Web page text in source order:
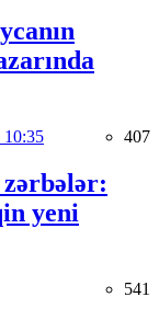
10:35 407
yeni
541